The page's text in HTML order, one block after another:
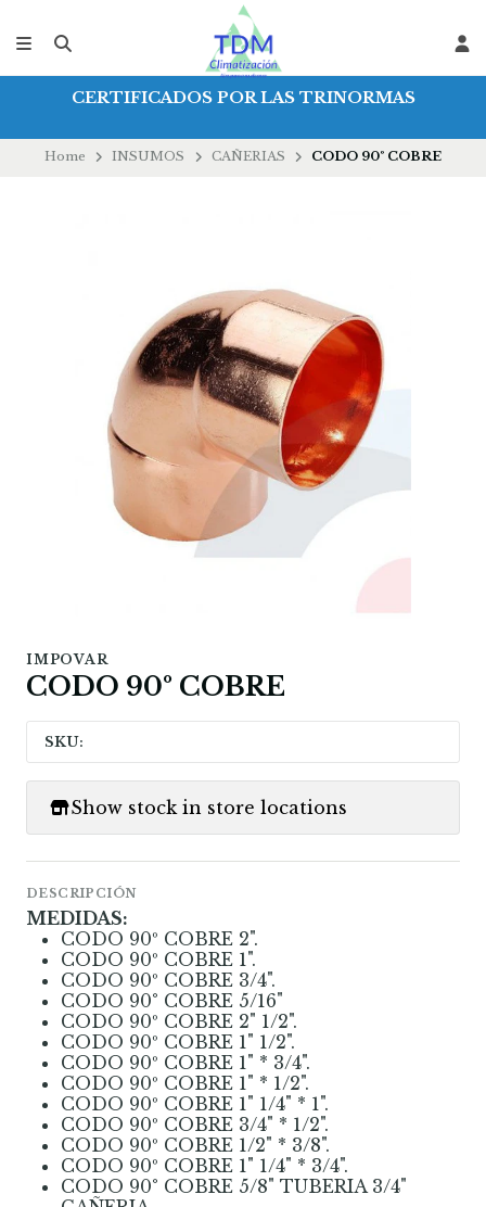
CERTIFICADOS POR LAS TRINORMAS
Home INSUMOS CAÑERIAS CODO 90º COBRE
IMPOVAR
CODO 90º COBRE
SKU:
Show stock in store locations
DESCRIPCIÓN
MEDIDAS:
CODO 90º COBRE 2".
CODO 90º COBRE 1".
CODO 90º COBRE 3/4".
CODO 90° COBRE 5/16"
CODO 90º COBRE 2" 1/2".
CODO 90º COBRE 1" 1/2".
CODO 90º COBRE 1" * 3/4".
CODO 90º COBRE 1" * 1/2".
CODO 90º COBRE 1" 1/4" * 1".
CODO 90º COBRE 3/4" * 1/2".
CODO 90º COBRE 1/2" * 3/8".
CODO 90º COBRE 1" 1/4" * 3/4".
CODO 90° COBRE 5/8" TUBERIA 3/4"